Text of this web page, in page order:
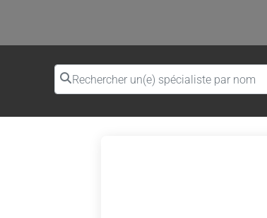
Rechercher un(e) spécialiste par nom